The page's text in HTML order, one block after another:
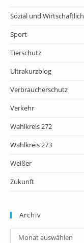
Sozial und Wirtschaftlich
Sport
Tierschutz
Ultrakurzblog
Verbraucherschutz
Verkehr
Wahlkreis 272
Wahlkreis 273
Weißer
Zukunft
Archiv
Archiv
Monat auswählen